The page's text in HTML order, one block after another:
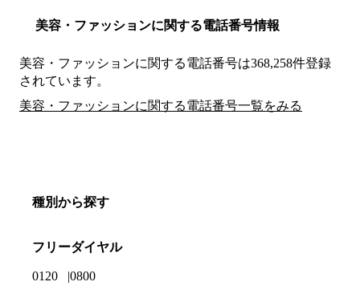
美容・ファッションに関する電話番号情報
美容・ファッションに関する電話番号は368,258件登録
されています。
美容・ファッションに関する電話番号一覧をみる
種別から探す
フリーダイヤル
0120 0800